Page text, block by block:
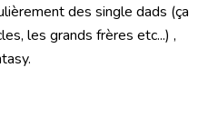
des single dads (ça
les grands frères etc...) ,